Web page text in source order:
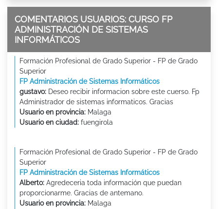
COMENTARIOS USUARIOS: CURSO FP
ADMINISTRACIÓN DE SISTEMAS
INFORMÁTICOS
Formación Profesional de Grado Superior - FP de Grado
Superior
FP Administración de Sistemas Informáticos
gustavo: Deseo recibir informacion sobre este cuerso. Fp
Administrador de sistemas informaticos. Gracias
Usuario en provincia: Malaga
Usuario en ciudad: fuengirola
Formación Profesional de Grado Superior - FP de Grado
Superior
FP Administración de Sistemas Informáticos
Alberto: Agredeceria toda información que puedan
proporcionarme. Gracias de antemano.
Usuario en provincia: Malaga